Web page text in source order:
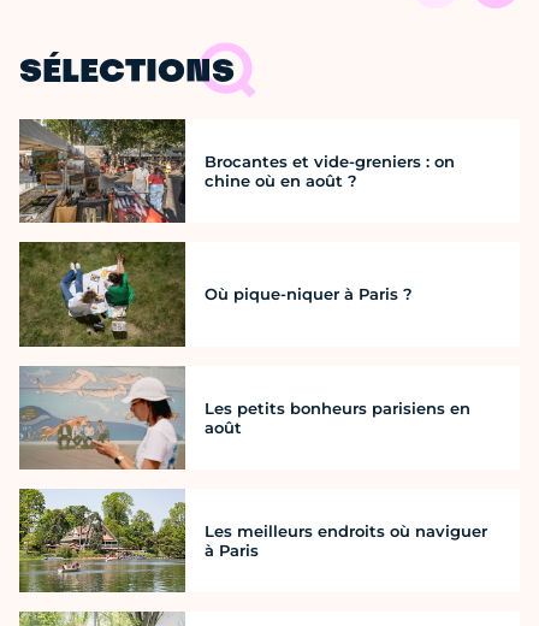
SÉLECTIONS
Brocantes et vide-greniers : on
chine où en août ?
Où pique-niquer à Paris ?
Les petits bonheurs parisiens en
août
Les meilleurs endroits où naviguer
à Paris